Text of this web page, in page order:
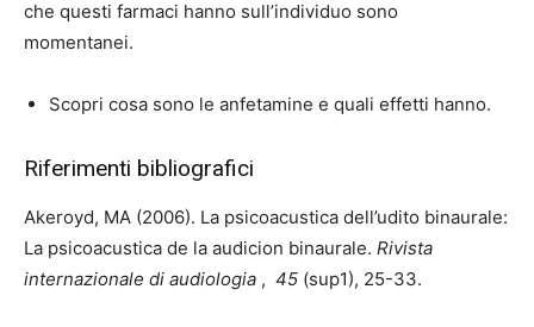
che questi farmaci hanno sull’individuo sono
momentanei.
Scopri cosa sono le anfetamine e quali effetti hanno.
Riferimenti bibliografici
Akeroyd, MA (2006). La psicoacustica dell’udito binaurale:
La psicoacustica de la audicion binaurale. Rivista
internazionale di audiologia , 45 (sup1), 25-33.